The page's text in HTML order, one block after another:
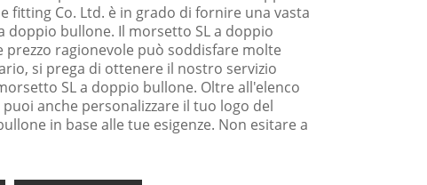
fitting Co. Ltd. è in grado di fornire una vasta
doppio bullone. Il morsetto SL a doppio
prezzo ragionevole può soddisfare molte
si prega di ottenere il nostro servizio
SL a doppio bullone. Oltre all'elenco
anche personalizzare il tuo logo del
in base alle tue esigenze. Non esitare a